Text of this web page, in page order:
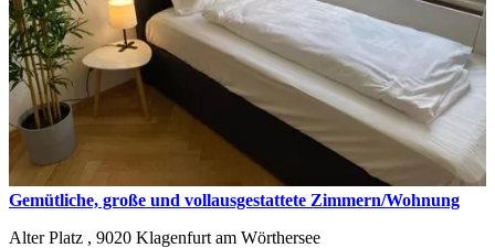
Gemütliche, große und vollausgestattete Zimmern/Wohnung
Alter Platz , 9020 Klagenfurt am Wörthersee